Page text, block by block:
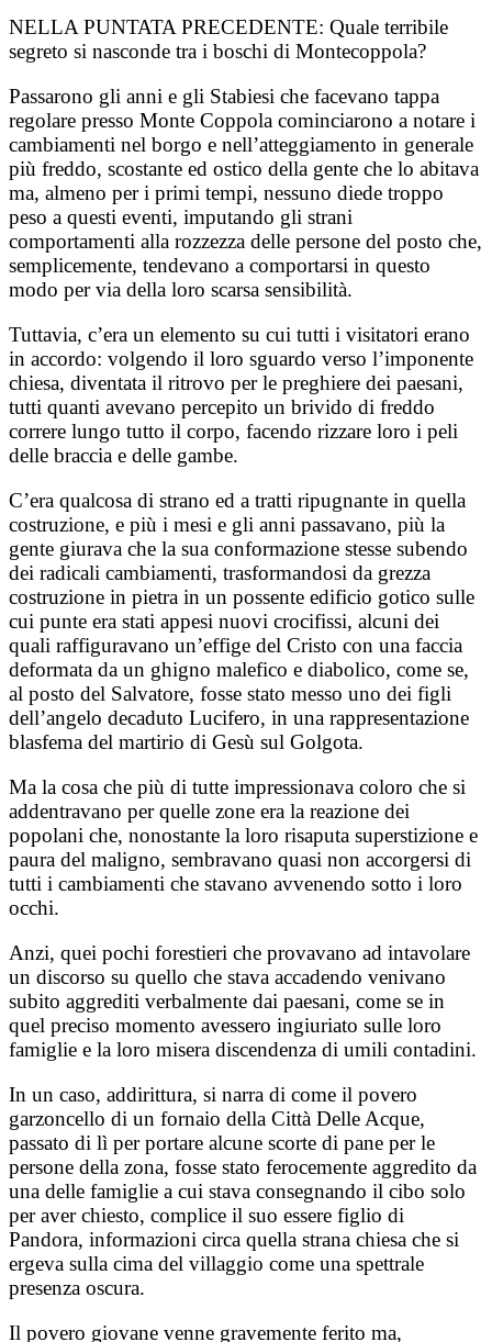
NELLA PUNTATA PRECEDENTE: Quale terribile
segreto si nasconde tra i boschi di Montecoppola?
Passarono gli anni e gli Stabiesi che facevano tappa
regolare presso Monte Coppola cominciarono a notare i
cambiamenti nel borgo e nell’atteggiamento in generale
più freddo, scostante ed ostico della gente che lo abitava
ma, almeno per i primi tempi, nessuno diede troppo
peso a questi eventi, imputando gli strani
comportamenti alla rozzezza delle persone del posto che,
semplicemente, tendevano a comportarsi in questo
modo per via della loro scarsa sensibilità.
Tuttavia, c’era un elemento su cui tutti i visitatori erano
in accordo: volgendo il loro sguardo verso l’imponente
chiesa, diventata il ritrovo per le preghiere dei paesani,
tutti quanti avevano percepito un brivido di freddo
correre lungo tutto il corpo, facendo rizzare loro i peli
delle braccia e delle gambe.
C’era qualcosa di strano ed a tratti ripugnante in quella
costruzione, e più i mesi e gli anni passavano, più la
gente giurava che la sua conformazione stesse subendo
dei radicali cambiamenti, trasformandosi da grezza
costruzione in pietra in un possente edificio gotico sulle
cui punte era stati appesi nuovi crocifissi, alcuni dei
quali raffiguravano un’effige del Cristo con una faccia
deformata da un ghigno malefico e diabolico, come se,
al posto del Salvatore, fosse stato messo uno dei figli
dell’angelo decaduto Lucifero, in una rappresentazione
blasfema del martirio di Gesù sul Golgota.
Ma la cosa che più di tutte impressionava coloro che si
addentravano per quelle zone era la reazione dei
popolani che, nonostante la loro risaputa superstizione e
paura del maligno, sembravano quasi non accorgersi di
tutti i cambiamenti che stavano avvenendo sotto i loro
occhi.
Anzi, quei pochi forestieri che provavano ad intavolare
un discorso su quello che stava accadendo venivano
subito aggrediti verbalmente dai paesani, come se in
quel preciso momento avessero ingiuriato sulle loro
famiglie e la loro misera discendenza di umili contadini.
In un caso, addirittura, si narra di come il povero
garzoncello di un fornaio della Città Delle Acque,
passato di lì per portare alcune scorte di pane per le
persone della zona, fosse stato ferocemente aggredito da
una delle famiglie a cui stava consegnando il cibo solo
per aver chiesto, complice il suo essere figlio di
Pandora, informazioni circa quella strana chiesa che si
ergeva sulla cima del villaggio come una spettrale
presenza oscura.
Il povero giovane venne gravemente ferito ma,